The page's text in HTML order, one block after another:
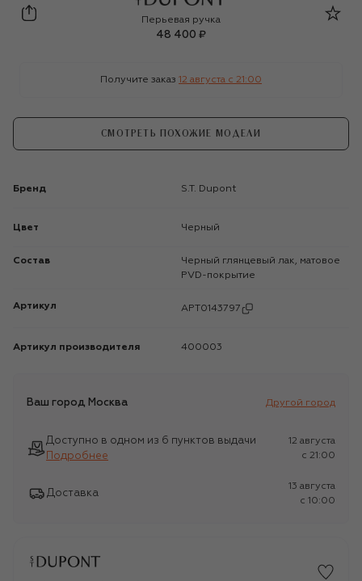
S.T. Dupont
Перьевая ручка
48 400 ₽
Получите заказ 12 августа c 21:00
СМОТРЕТЬ ПОХОЖИЕ МОДЕЛИ
Бренд S.T. Dupont
Цвет Черный
Состав
Черный глянцевый лак, матовое
PVD-покрытие
Артикул APT0143797
Артикул производителя 400003
Ваш город Москва Другой город
Доступно в одном из 6 пунктов выдачи
Подробнее
12 августа
c 21:00
Доставка
13 августа
c 10:00